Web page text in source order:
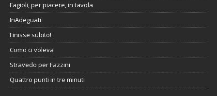
Fagioli, per piacere, in tavola
InAdeguati
Finisse subito!
Como ci voleva
Stravedo per Fazzini
Quattro punti in tre minuti